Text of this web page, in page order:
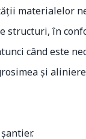
materialelor
structuri, în
când este
și